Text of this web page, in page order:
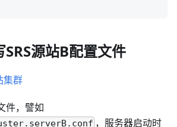
源站B配置文件
集群
件，譬如
，服务器启动时